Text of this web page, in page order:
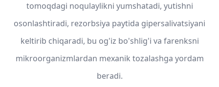
tomoqdagi noqulaylikni yumshatadi, yutishni
osonlashtiradi, rezorbsiya paytida gipersalivatsiyani
keltirib chiqaradi, bu og'iz bo'shlig'i va farenksni
mikroorganizmlardan mexanik tozalashga yordam
beradi.